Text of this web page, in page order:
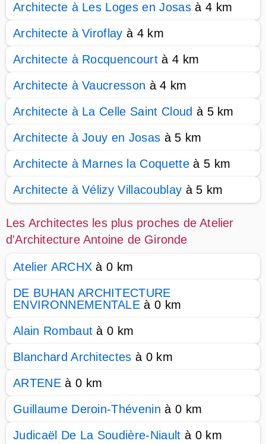
Architecte à Les Loges en Josasà 4 km
Architecte à Viroflay à 4 km
Architecte à Rocquencourt à 4 km
Architecte à Vaucresson à 4 km
Architecte à La Celle Saint Cloud à 5 km
Architecte à Jouy en Josas à 5 km
Architecte à Marnes la Coquetteà 5 km
Architecte à Vélizy Villacoublay à 5 km
Les Architectes les plus proches de Atelier
d'Architecture Antoine de Gironde
Atelier ARCHX à 0 km
DE BUHAN ARCHITECTURE
ENVIRONNEMENTALE à 0 km
Alain Rombaut à 0 km
Blanchard Architectes à 0 km
ARTENEà 0 km
Guillaume Deroin-Thévenin à 0 km
Judicaël De La Soudière-Niault à 0 km